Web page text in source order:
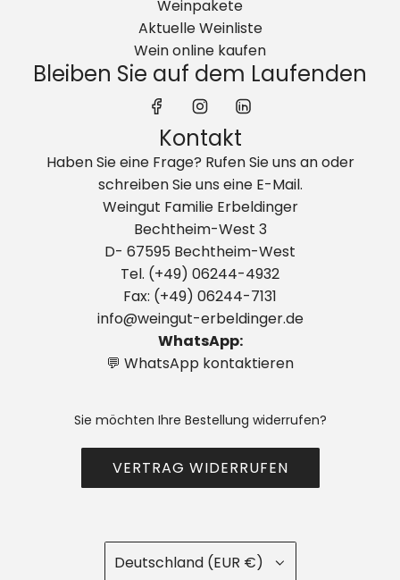
Weinpakete
Aktuelle Weinliste
Wein online kaufen
Bleiben Sie auf dem Laufenden
Kontakt
Haben Sie eine Frage? Rufen Sie uns an oder
schreiben Sie uns eine E-Mail.
Weingut Familie Erbeldinger
Bechtheim-West 3
D- 67595 Bechtheim-West
Tel. (+49) 06244-4932
Fax: (+49) 06244-7131
info@weingut-erbeldinger.de
WhatsApp:
💬 WhatsApp kontaktieren
Sie möchten Ihre Bestellung widerrufen?
VERTRAG WIDERRUFEN
Deutschland (EUR €)